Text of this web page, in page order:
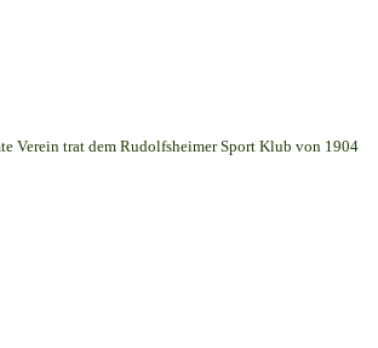
Verein trat dem Rudolfsheimer Sport Klub von 1904